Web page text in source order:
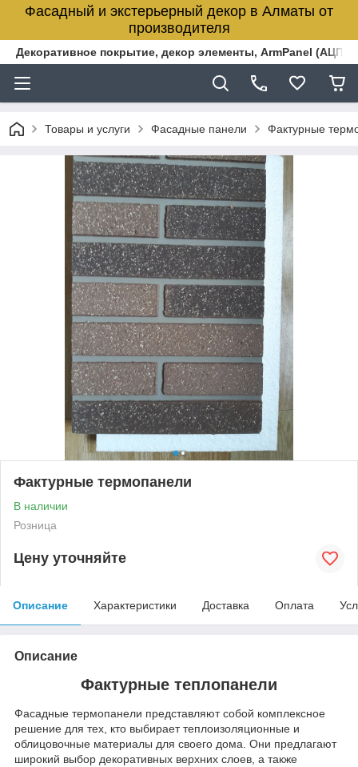
Фасадный и экстерьерный декор в Алматы от
производителя
Декоративное покрытие, декор элементы, ArmPanel
Товары и услуги Фасадные панели Фактурные
Фактурные термопанели
В наличии
Розница
Цену уточняйте
Описание Характеристики Доставка Оплата
Описание
Фактурные теплопанели
Фасадные термопанели представляют собой комплексное
решение для тех, кто выбирает теплоизоляционные и
облицовочные материалы для своего дома. Они предлагают
широкий выбор декоративных верхних слоев, а также